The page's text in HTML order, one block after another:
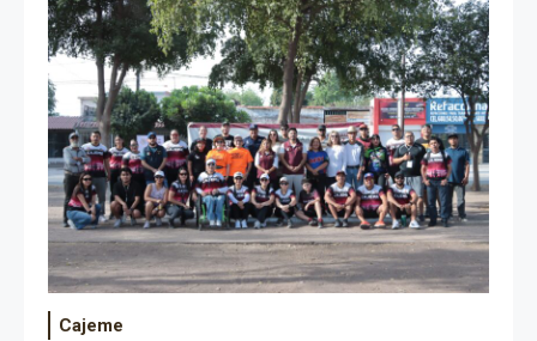
Cajeme